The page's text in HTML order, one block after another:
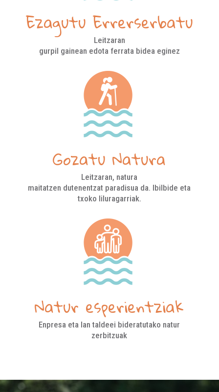
Ezagutu Errerserbatu
Leitzaran
gurpil gainean edota ferrata bidea eginez
Gozatu Natura
Leitzaran, natura
maitatzen dutenentzat paradisua da. Ibilbide eta
txoko liluragarriak.
Natur esperientziak
Enpresa eta lan taldeei bideratutako natur
zerbitzuak